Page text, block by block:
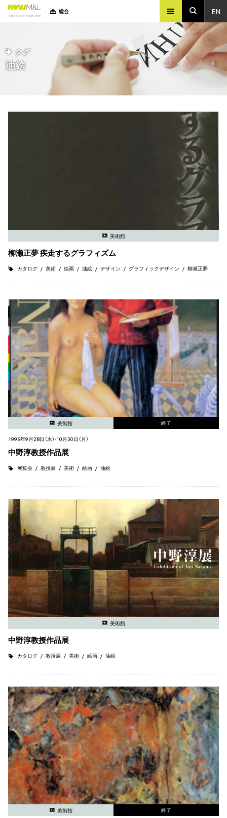
EN
総合
タグ
油絵
美術館
柳瀬正夢 疾走するグラフィズム
カタログ 美術 絵画 油絵 デザイン グラフィックデザイン 柳瀬正夢
美術館 終了
1995年9月28日（木）-10月30日（月）
中野淳教授作品展
展覧会 教授展 美術 絵画 油絵
美術館
中野淳教授作品展
カタログ 教授展 美術 絵画 油絵
美術館 終了